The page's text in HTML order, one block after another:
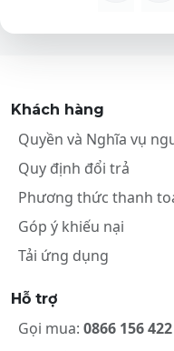
Khách hàng
Quyền và Nghĩa vụ
Quy định đổi trả
Phương thức thanh
Góp ý khiếu nại
Tải ứng dụng
Hỗ trợ
Gọi mua: 0866 156 422